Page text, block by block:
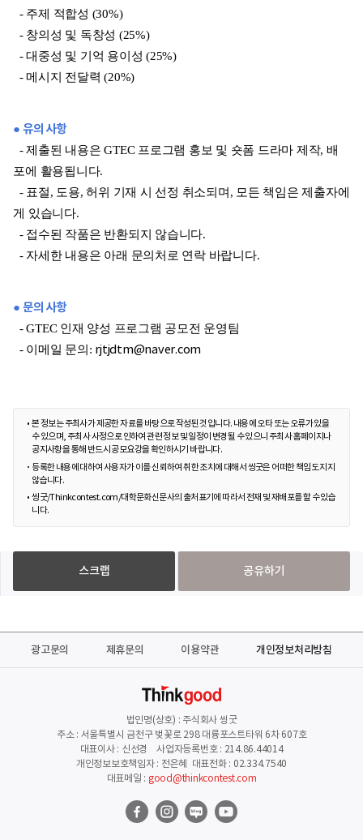
- 주제 적합성 (30%)
- 창의성 및 독창성 (25%)
- 대중성 및 기억 용이성 (25%)
- 메시지 전달력 (20%)
● 유의 사항
- 제출된 내용은 GTEC 프로그램 홍보 및 숏폼 드라마 제작, 배
포에 활용됩니다.
- 표절, 도용, 허위 기재 시 선정 취소되며, 모든 책임은 제출자에
게 있습니다.
- 접수된 작품은 반환되지 않습니다.
- 자세한 내용은 아래 문의처로 연락 바랍니다.
● 문의 사항
- GTEC 인재 양성 프로그램 공모전 운영팀
- 이메일 문의: rjtjdtm@naver.com
본 정보는 주최사가 제공한 자료를 바탕으로 작성된 것입니다. 내용에 오타 또는 오류가 있을
수 있으며, 주최사 사정으로 인하여 관련 정보 및 일정이 변경될 수 있으니 주최사 홈페이지나
공지사항을 통해 반드시 공모요강을 확인하시기 바랍니다.
등록한 내용에 대하여 사용자가 이를 신뢰하여 취한 조치에 대해서 씽굿은 어떠한 책임도 지지
않습니다.
씽굿/Thinkcontest.com/대학문화신문사의 출처표기에 따라서 전재 및 재배포를 할 수 있습
니다.
스크랩 공유하기
광고문의 제휴문의 이용약관 개인정보처리방침
법인명(상호) : 주식회사 씽굿
주소 : 서울특별시 금천구 벚꽃로 298 대륭포스트타워 6차 607호
대표이사 : 신선경 사업자등록번호 : 214.86.44014
개인정보보호책임자 : 전은혜 대표전화 : 02.334.7540
대표메일 : good@thinkcontest.com